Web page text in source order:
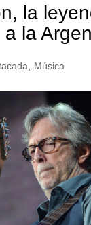
la
la
Música